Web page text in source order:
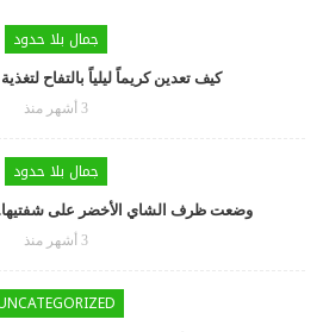
جمال بلا حدود
كيف تعدين كريماً ليلياً بالتفاح
3 أشهر منذ
جمال بلا حدود
وضعت ظرف الشاي الأخضر على شفتيها.
3 أشهر منذ